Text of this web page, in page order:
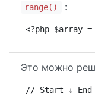
range() :
<?php $array
Это можно
// Start ↓